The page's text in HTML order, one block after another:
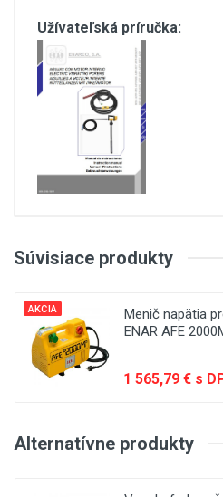
Užívateľská príručka:
1
Write A Review
Súvisiace produkty
AKCIA
Menič napätia
ENAR AFE
1 565,79 € s
Alternatívne produkty